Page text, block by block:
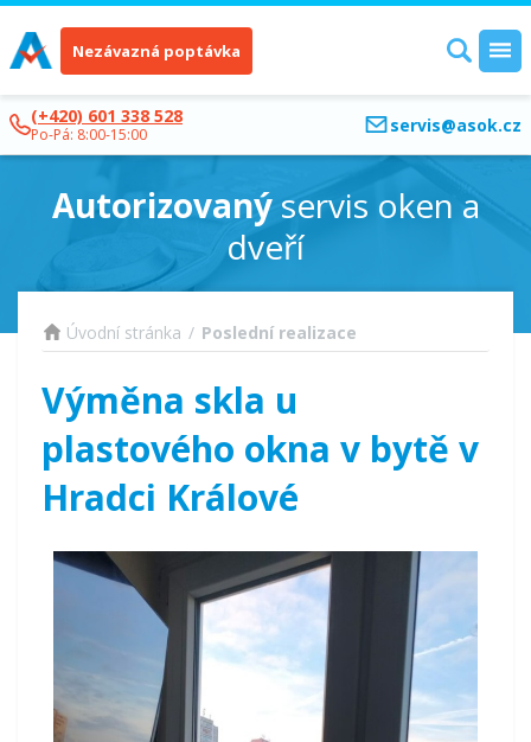
Nezávazná poptávka
(+420) 601 338 528
Po-Pá: 8:00-15:00 servis@asok.cz
Autorizovanýservis oken a
dveří
Úvodní stránka / Poslední realizace
Výměna skla u
plastového okna v bytě v
Hradci Králové